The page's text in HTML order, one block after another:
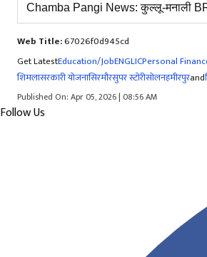
Chamba Pangi News: कुल्लू-मनाली
Web Title:67026f0d945cd
Get LatestEducation/JobENGLICPersonal
शिमलासरकारी योजनासिरमौरसुपर स्टोरीसोलनहमीरपुरand
Published On: Apr 05, 2026 | 08:56 AM
Follow Us